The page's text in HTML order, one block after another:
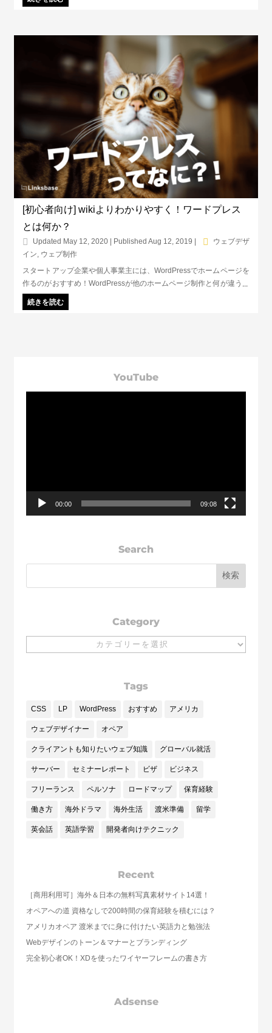
くれるものです。SSL設定していないとユーザーも離れていってしま
[初心者向け] wikiよりわかりやすく！ワードプレス
とは何か？
Updated May 12, 2020 | Published Aug 12, 2019
ウェブデザ
イン, ウェブ制作
スタートアップ企業や個人事業主には、WordPressでホームページを
作るのがおすすめ！WordPressが他のホームページ制作と何が違うの
か？どんなメリットがあるのか？ワードプレスについてわかりやすく
解説します。
続きを読む
YouTube
ー
00:00 09:08
Search
Category
Tags
CSS LP WordPress おすすめ アメリカ
ウェブデザイナー オペア
クライアントも知りたいウェブ知識 グローバル就活
サーバー セミナーレポート ビザ ビジネス
フリーランス ペルソナ ロードマップ 保育経験
働き方 海外ドラマ 海外生活 渡米準備 留学
英会話 英語学習 開発者向けテクニック
Recent
［商用利用可］海外＆日本の無料写真素材サイト14選！
オペアへの道 資格なしで200時間の保育経験を積むには？
アメリカオペア 渡米までに身に付けたい英語力と勉強法
Webデザインのトーン＆マナーとブランディング
完全初心者OK！XDを使ったワイヤーフレームの書き方
Adsense